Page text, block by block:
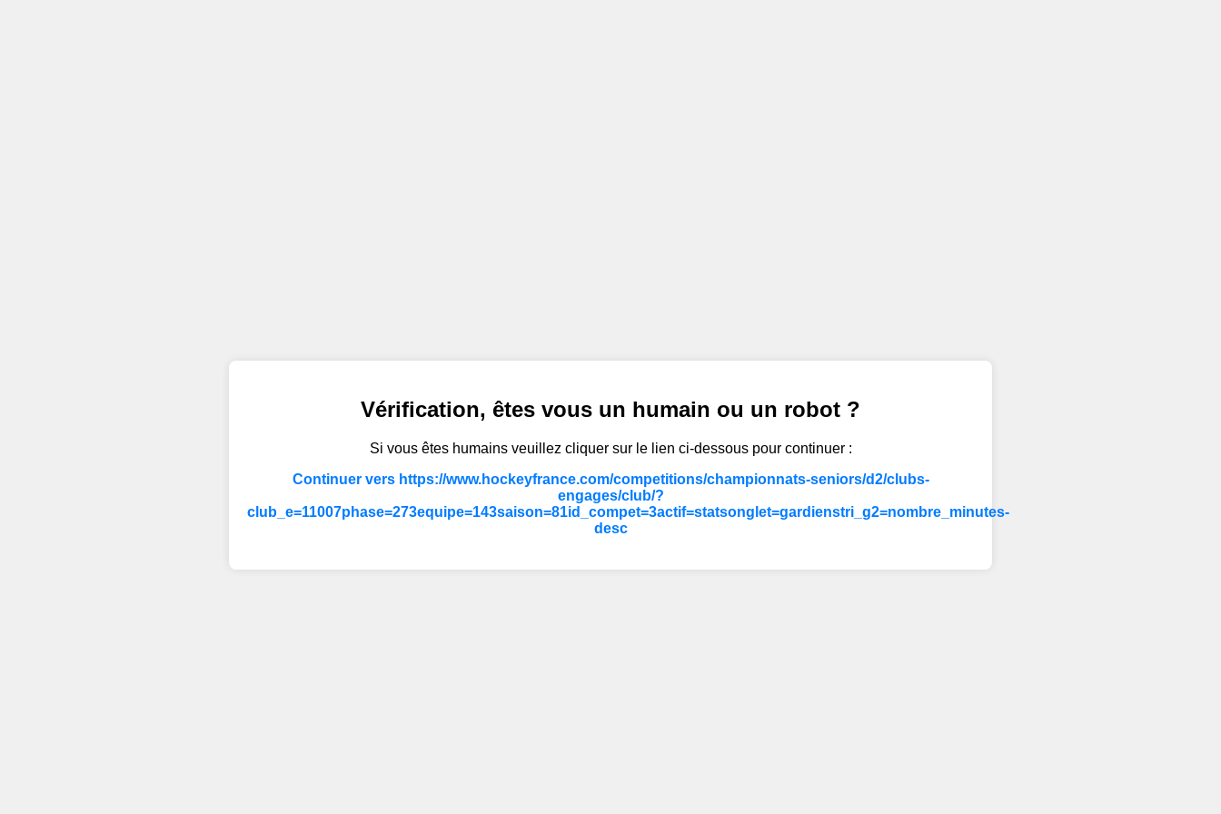
Vérification, êtes vous un humain ou un robot ?
Si vous êtes humains veuillez cliquer sur le lien ci-dessous pour continuer :
Continuer vers https://www.hockeyfrance.com/competitions/championnats-seniors/d2/clubs-
engages/club/?
club_e=11007phase=273equipe=143saison=81id_compet=3actif=statsonglet=gardienstri_g2=nombre_minutes-
desc